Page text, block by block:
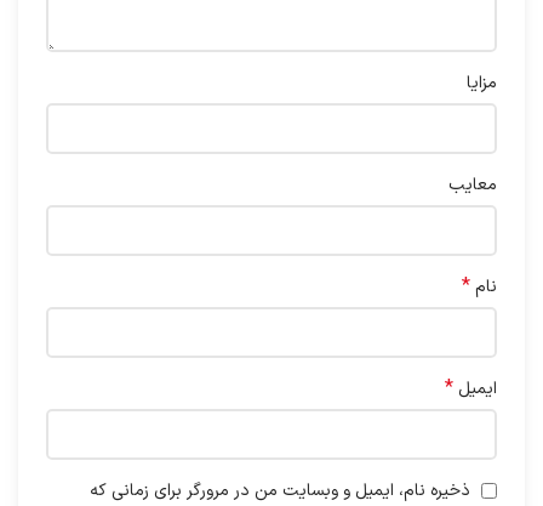
مزایا
معایب
نام*
ایمیل *
ذخیره نام، ایمیل و وبسایت من در مرورگر برای زمانی که